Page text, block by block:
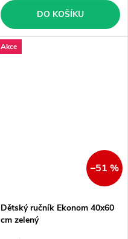
DO KOŠÍKU
Akce
–51 %
Dětský ručník Ekonom 40x60
cm zelený